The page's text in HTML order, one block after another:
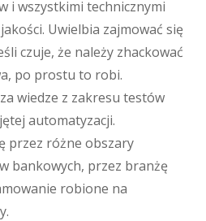
i wszystkimi technicznymi
Uwielbia zajmować się
czuje, że należy zhackować
po prostu to robi.
wiedze z zakresu testów
automatyzacji.
przez różne obszary
bankowych, przez branżę
robione na